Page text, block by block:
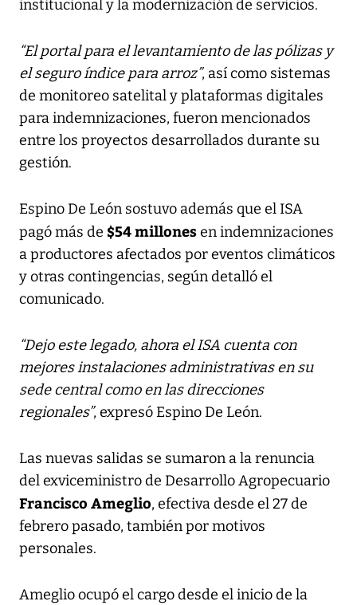
institucional y la modernización de servicios.
“El portal para el levantamiento de las pólizas y
el seguro índice para arroz”, así como sistemas
de monitoreo satelital y plataformas digitales
para indemnizaciones, fueron mencionados
entre los proyectos desarrollados durante su
gestión.
Espino De León sostuvo además que el ISA
pagó más de $54 millonesen indemnizaciones
a productores afectados por eventos climáticos
y otras contingencias, según detalló el
comunicado.
“Dejo este legado, ahora el ISA cuenta con
mejores instalaciones administrativas en su
sede central como en las direcciones
regionales”, expresó Espino De León.
Las nuevas salidas se sumaron a la renuncia
del exviceministro de Desarrollo Agropecuario
Francisco Ameglio, efectiva desde el 27 de
febrero pasado, también por motivos
personales.
Ameglio ocupó el cargo desde el inicio de la